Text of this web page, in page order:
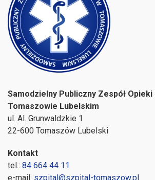
Samodzielny Publiczny Zespół
Tomaszowie Lubelskim
ul. Al. Grunwaldzkie 1
22-600 Tomaszów Lubelski
Kontakt
tel.: 84 664 44 11
e-mail: szpital@szpital-tomaszow.pl